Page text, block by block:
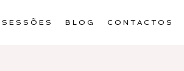
SESSÕES BLOG CONTACTOS